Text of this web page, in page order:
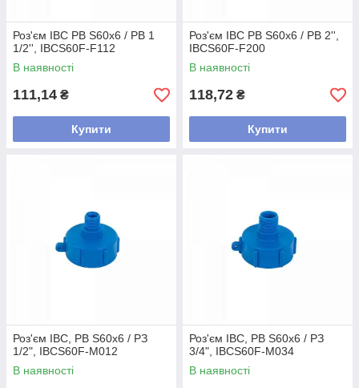
Роз'єм IBC РВ S60x6 / РВ 1
1/2'', IBCS60F-F112
В наявності
111,14 ₴
Купити
Роз'єм IBC РВ S60x6 / РВ 2'',
IBCS60F-F200
В наявності
118,72 ₴
Купити
Роз'єм IBC, РВ S60x6 / РЗ
1/2", IBCS60F-M012
В наявності
Роз'єм IBC, РВ S60x6 / РЗ
3/4", IBCS60F-M034
В наявності